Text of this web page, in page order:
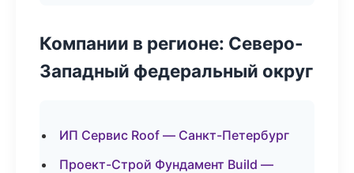
Компании в регионе: Северо-
Западный федеральный округ
ИП Сервис Roof — Санкт-Петербург
Проект-Строй Фундамент Build —